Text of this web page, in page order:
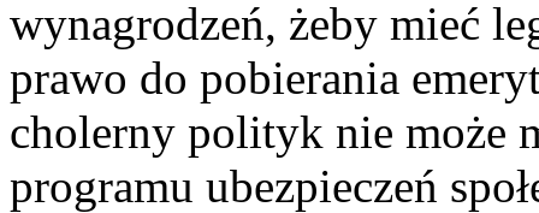
wynagrodzeń, żeby mieć
prawo do pobierania
cholerny polityk nie może
programu ubezpieczeń